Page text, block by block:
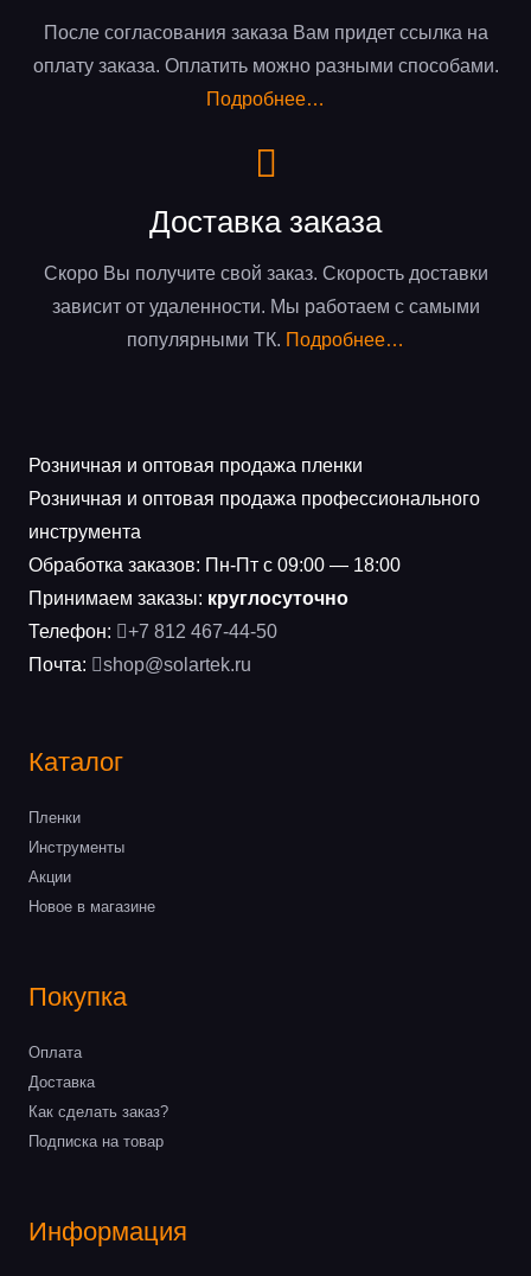
После согласования заказа Вам придет ссылка на
оплату заказа. Оплатить можно разными способами.
Подробнее…
Доставка заказа
Скоро Вы получите свой заказ. Скорость доставки
зависит от удаленности. Мы работаем с самыми
популярными ТК. Подробнее…
Розничная и оптовая продажа пленки
Розничная и оптовая продажа профессионального
инструмента
Обработка заказов: Пн-Пт с 09:00 — 18:00
Принимаем заказы: круглосуточно
Телефон:
+7 812 467-44-50
Почта:
shop@solartek.ru
Каталог
Пленки
Инструменты
Акции
Новое в магазине
Покупка
Оплата
Доставка
Как сделать заказ?
Подписка на товар
Информация